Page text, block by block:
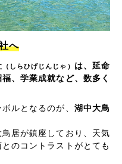
へ
（しらひげじんじゃ）
は、延命
、学業成就など、数多く
ルとなるのが、 湖中大鳥
居が鎮座しており、天気
のコントラストがとても